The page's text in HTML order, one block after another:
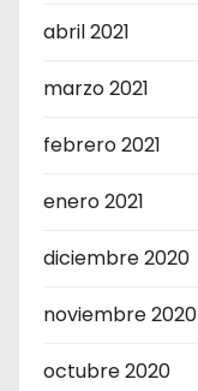
abril 2021
marzo 2021
febrero 2021
enero 2021
diciembre 2020
noviembre 2020
octubre 2020